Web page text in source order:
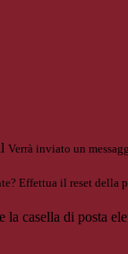
Verrà inviato un
Effettua il reset della
casella di posta